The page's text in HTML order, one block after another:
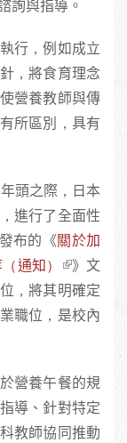
詢與指導。
行，例如成立
，將食育理念
營養教師與傳
所區別，具有
頭之際，日本
進行了全面性
布的《關於加
通知）
》文
，將其明確定
職位，是校內
營養午餐的規
導、針對特定
教師協同推動